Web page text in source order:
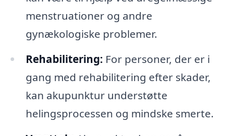
menstruationer og andre
gynækologiske problemer.
Rehabilitering: For personer, der er i
gang med rehabilitering efter skader,
kan akupunktur understøtte
helingsprocessen og mindske smerte.